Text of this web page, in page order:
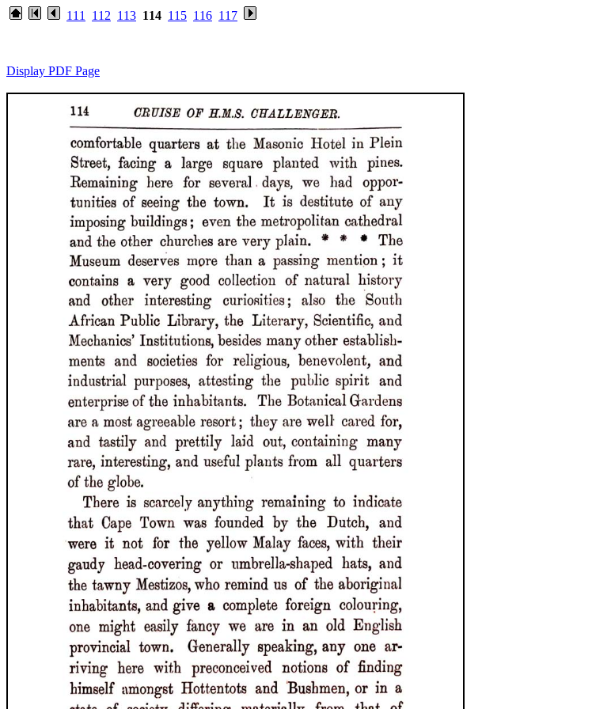
111 112 113 114 115 116 117
Display PDF Page